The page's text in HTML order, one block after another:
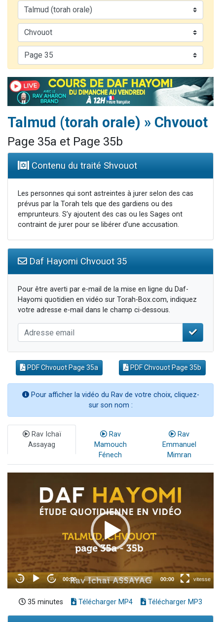
30 personnes viennent de faire un don pour Sauvez la jambe de Yohan
12 nouvelles musiques dans Torah-Box Music
29 personnes viennent de demander une bénédiction
Talmud (torah orale) » Chvouot
Page 35a et Page 35b
Contenu du traité Shvouot
Les personnes qui sont astreintes à jurer selon des cas
prévus par la Torah tels que des gardiens ou des
emprunteurs. S’y ajoutent des cas ou les Sages ont
contraint de jurer pour se libérer d’une accusation.
Daf Hayomi Chvouot 35
Pour être averti par e-mail de la mise en ligne du Daf-
Hayomi quotidien en vidéo sur Torah-Box.com, indiquez
votre adresse e-mail dans le champ ci-dessous.
PDF Chvouot Page 35a PDF Chvouot Page 35b
Pour afficher la vidéo du Rav de votre choix, cliquez-
sur son nom :
Rav Ichaï
Assayag
Rav
Mamouch
Fénech
Rav
Emmanuel
Mimran
35 minutes Télécharger MP4 Télécharger MP3